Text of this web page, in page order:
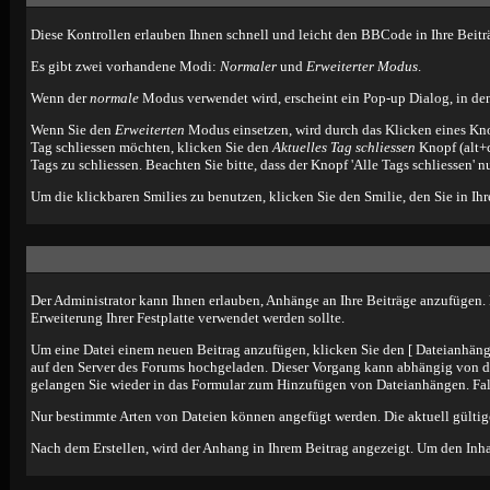
Diese Kontrollen erlauben Ihnen schnell und leicht den BBCode in Ihre
Es gibt zwei vorhandene Modi: Normalerund Erweiterter Modus.
Wenn dernormaleModus verwendet wird, erscheint ein Pop-up Dialog, in
Wenn Sie den Erweiterten Modus einsetzen, wird durch das Klicken eines
Tag schliessen möchten, klicken Sie denAktuelles Tag schliessen Knopf
Tags zu schliessen. Beachten Sie bitte, dass der Knopf 'Alle Tags
Um die klickbaren Smilies zu benutzen, klicken Sie den Smilie, den Sie in
Der Administrator kann Ihnen erlauben, Anhänge an Ihre Beiträge
Erweiterung Ihrer Festplatte verwendet werden sollte.
Um eine Datei einem neuen Beitrag anzufügen, klicken Sie den [
auf den Server des Forums hochgeladen. Dieser Vorgang kann abhängig
gelangen Sie wieder in das Formular zum Hinzufügen von Dateianhängen.
Nur bestimmte Arten von Dateien können angefügt werden. Die aktuell
Nach dem Erstellen, wird der Anhang in Ihrem Beitrag angezeigt. Um den